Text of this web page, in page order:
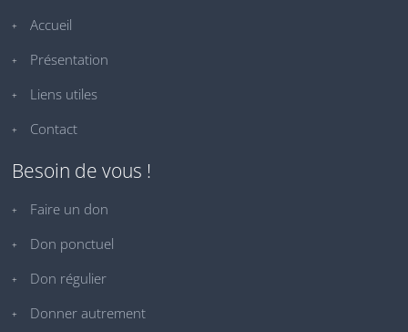
Accueil
Présentation
Liens utiles
Contact
Besoin de vous !
Faire un don
Don ponctuel
Don régulier
Donner autrement